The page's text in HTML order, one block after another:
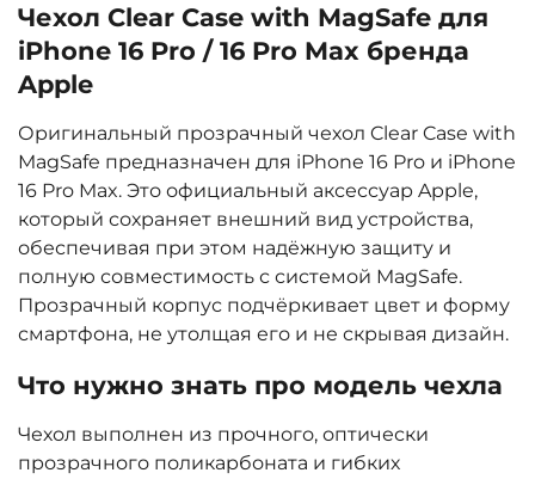
Чехол Clear Case with MagSafe для
iPhone 16 Pro / 16 Pro Max бренда
Apple
Оригинальный прозрачный чехол Clear Case with
MagSafe предназначен для iPhone 16 Pro и iPhone
16 Pro Max. Это официальный аксессуар Apple,
который сохраняет внешний вид устройства,
обеспечивая при этом надёжную защиту и
полную совместимость с системой MagSafe.
Прозрачный корпус подчёркивает цвет и форму
смартфона, не утолщая его и не скрывая дизайн.
Что нужно знать про модель чехла
Чехол выполнен из прочного, оптически
прозрачного поликарбоната и гибких